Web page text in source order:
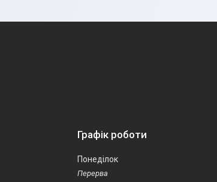
Графік роботи
Понеділок